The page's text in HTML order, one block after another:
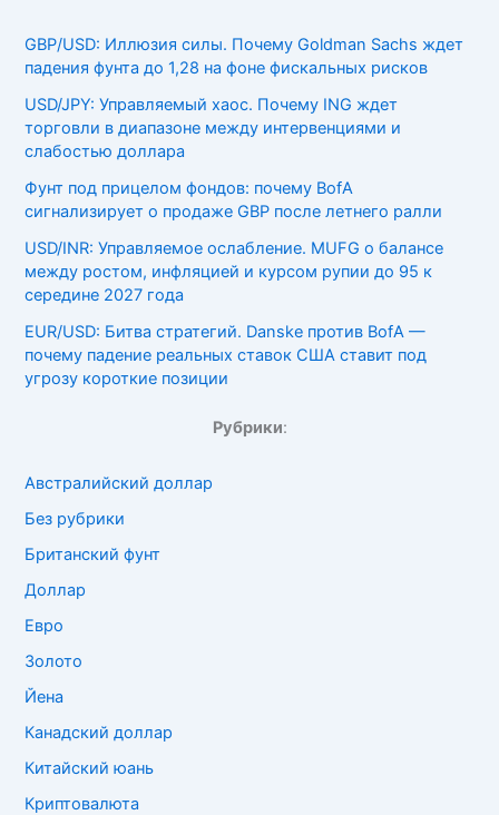
GBP/USD: Иллюзия силы. Почему Goldman Sachs ждет
падения фунта до 1,28 на фоне фискальных рисков
USD/JPY: Управляемый хаос. Почему ING ждет
торговли в диапазоне между интервенциями и
слабостью доллара
Фунт под прицелом фондов: почему BofA
сигнализирует о продаже GBP после летнего ралли
USD/INR: Управляемое ослабление. MUFG о балансе
между ростом, инфляцией и курсом рупии до 95 к
середине 2027 года
EUR/USD: Битва стратегий. Danske против BofA —
почему падение реальных ставок США ставит под
угрозу короткие позиции
Рубрики:
Австралийский доллар
Без рубрики
Британский фунт
Доллар
Евро
Золото
Йена
Канадский доллар
Китайский юань
Криптовалюта